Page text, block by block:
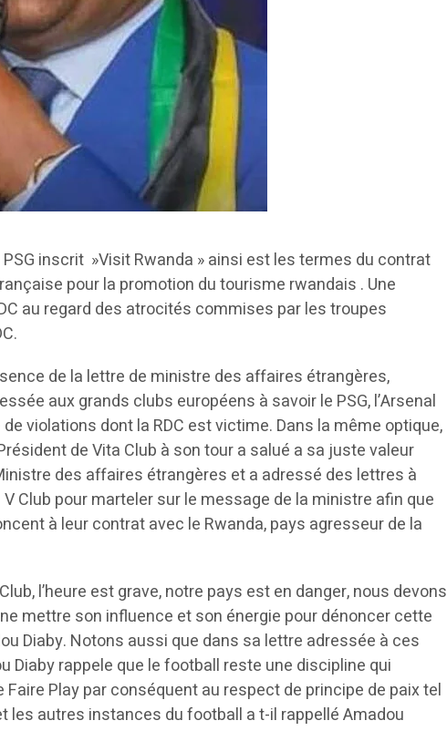
inscrit »Visit Rwanda » ainsi est les termes du contrat
pour la promotion du tourisme rwandais . Une
au regard des atrocités commises par les troupes
de la lettre de ministre des affaires étrangères,
aux grands clubs européens à savoir le PSG, l’Arsenal
violations dont la RDC est victime. Dans la même optique,
de Vita Club à son tour a salué a sa juste valeur
des affaires étrangères et a adressé des lettres à
Club pour marteler sur le message de la ministre afin que
à leur contrat avec le Rwanda, pays agresseur de la
l’heure est grave, notre pays est en danger, nous devons
mettre son influence et son énergie pour dénoncer cette
Diaby. Notons aussi que dans sa lettre adressée à ces
Diaby rappele que le football reste une discipline qui
Faire Play par conséquent au respect de principe de paix tel
les autres instances du football a t-il rappellé Amadou